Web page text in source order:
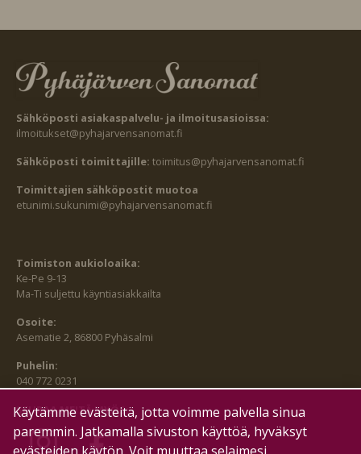
Sähköposti asiakaspalvelu- ja ilmoitusasioissa:
ilmoitukset@pyhajarvensanomat.fi
Sähköposti toimittajille: toimitus@pyhajarvensanomat.fi
Toimittajien sähköpostit muotoa
etunimi.sukunimi@pyhajarvensanomat.fi
Toimiston aukioloaika:
Ke-Pe 9-13
Ma-Ti suljettu käyntiasiakkailta
Osoite:
Asematie 2, 86800 Pyhäsalmi
Puhelin:
040 772 0231
SEURAA MEITÄ MYÖS:
Käytämme evästeitä, jotta voimme palvella sinua
paremmin. Jatkamalla sivuston käyttöä, hyväksyt